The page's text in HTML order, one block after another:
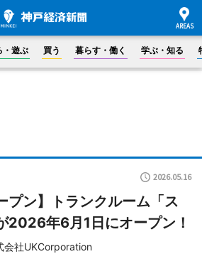
・遊ぶ 買う 暮らす・働く 学ぶ・知る
2026.05.16
プン】トランクルーム「ス
2026年6月1日にオープン！
会社UKCorporation